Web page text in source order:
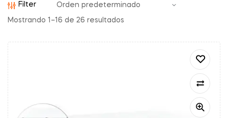
Filter
Mostrando 1–16 de 26 resultados